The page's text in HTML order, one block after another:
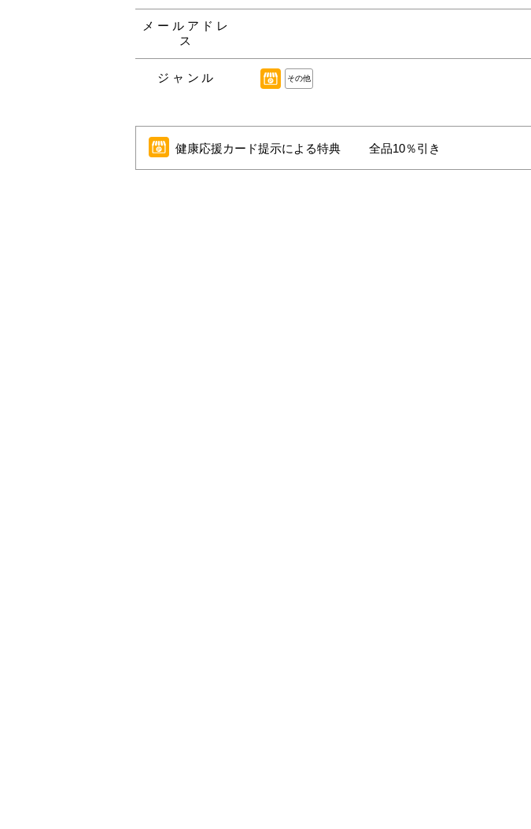
メールアドレ
ス
ジャンル その他
健康応援カード提示による特典 全品10％引き